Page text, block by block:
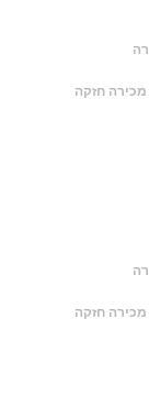
מכירה חזקה
מכירה חזקה